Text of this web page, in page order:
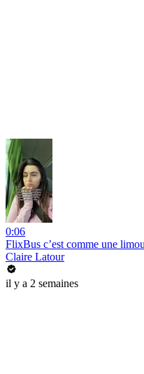
0:06
FlixBus c’est comme une
Claire Latour
il y a 2 semaines